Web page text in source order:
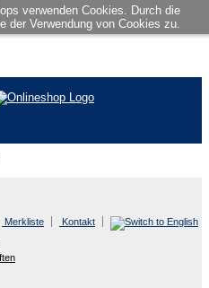
verwenden Cookies. Durch die
der Verwendung von Cookies zu.
Merkliste Kontakt